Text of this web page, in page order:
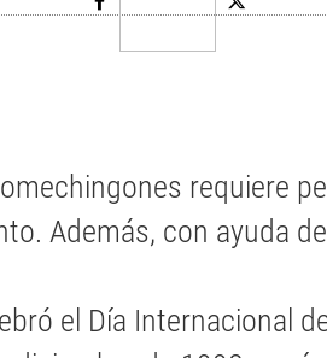
requiere
Además, con ayuda
el Día Internacional